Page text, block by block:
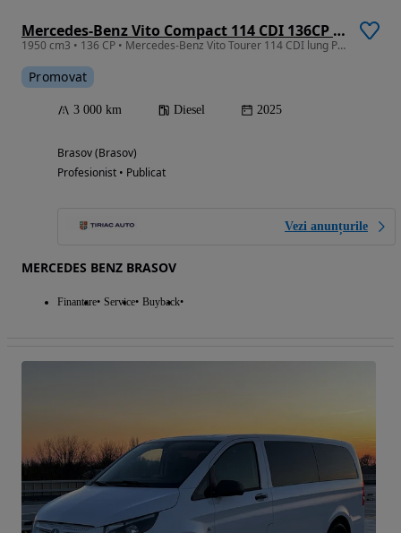
Mercedes-Benz Vito Compact 114 CDI 136CP RWD 9AT Pro
1950 cm3 • 136 CP • Mercedes-Benz Vito Tourer 114 CDI lung PRO / RWD / 3200
Promovat
3 000 km Diesel 2025
Brasov (Brasov)
Profesionist • Publicat
Vezi anunțurile
MERCEDES BENZ BRASOV
Finantare Service Buyback